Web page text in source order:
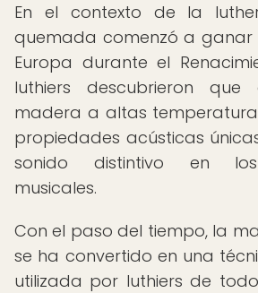
En el contexto de la
quemada comenzó a
Europa durante el
luthiers descubrieron
madera a altas
propiedades acústicas
sonido distintivo en los
musicales.
Con el paso del tiempo, la
se ha convertido en una
utilizada por luthiers de